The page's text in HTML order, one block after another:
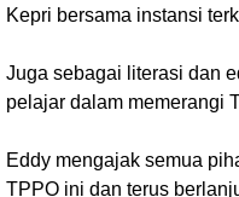
Kepri bersama instansi
Juga sebagai literasi dan
pelajar dalam memerangi
Eddy mengajak semua
TPPO ini dan terus